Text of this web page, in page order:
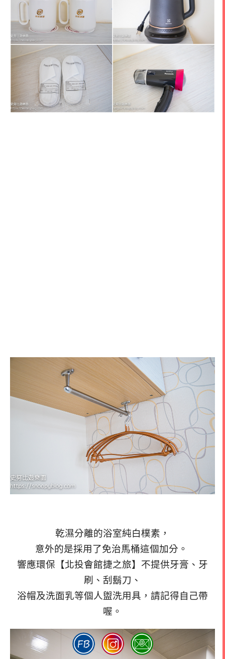
乾濕分離的浴室純白樸素，
意外的是採用了免治馬桶這個加分。
響應環保【北投會館捷之旅】不提供牙膏、牙
刷、刮鬍刀、
浴帽及洗面乳等個人盥洗用具，請記得自己帶
喔。